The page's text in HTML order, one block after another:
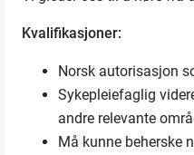
Kvalifikasjoner:
Norsk autorisasjon
Sykepleiefaglig
andre relevante
Må kunne beherske